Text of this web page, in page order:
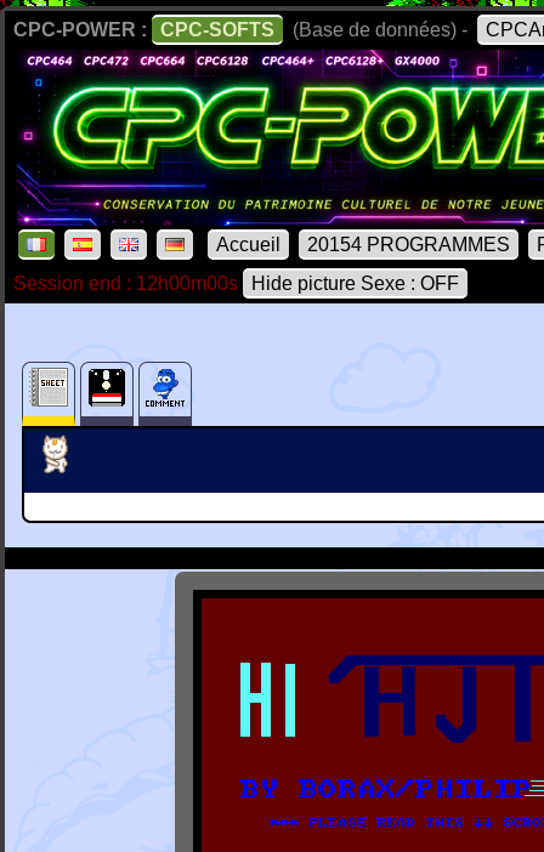
CPC-POWER : CPC-SOFTS (Base de données) -
Accueil 20154 PROGRAMMES
Session end : 12h00m00s
Hide picture Sexe : OFF